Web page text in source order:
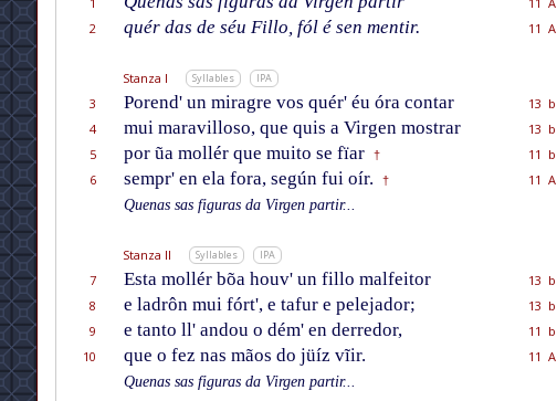
2
quér das de séu Fillo, fól é sen mentir. 11 A
Stanza I Syllables IPA
3 Porend' un miragre vos quér' éu óra contar
13 b
4
mui maravilloso, que quis a Virgen mostrar
13 b
5
por ũa mollér que muito se fïar †
11 b
6
sempr' en ela fora, según fui oír. †
11 A
Quenas sas figuras da Virgen partir...
Stanza II Syllables IPA
7 Esta mollér bõa houv' un fillo malfeitor
13 b
8
e ladrôn mui fórt', e tafur e pelejador;
13 b
9
e tanto ll' andou o dém' en derredor,
11 b
10
que o fez nas mãos do jüíz vĩir.
11 A
Quenas sas figuras da Virgen partir...